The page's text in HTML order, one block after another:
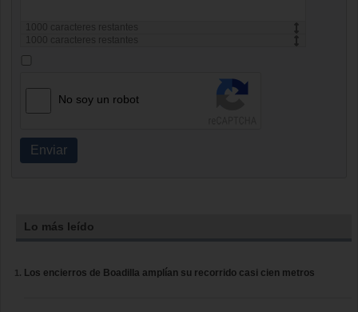
1000
caracteres restantes
1000
caracteres restantes
No soy un robot
Enviar
Lo más leído
Los encierros de Boadilla amplían su recorrido casi cien metros